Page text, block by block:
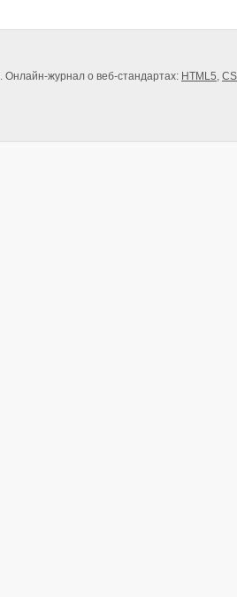
. Онлайн-журнал о веб-стандартах: HTML5